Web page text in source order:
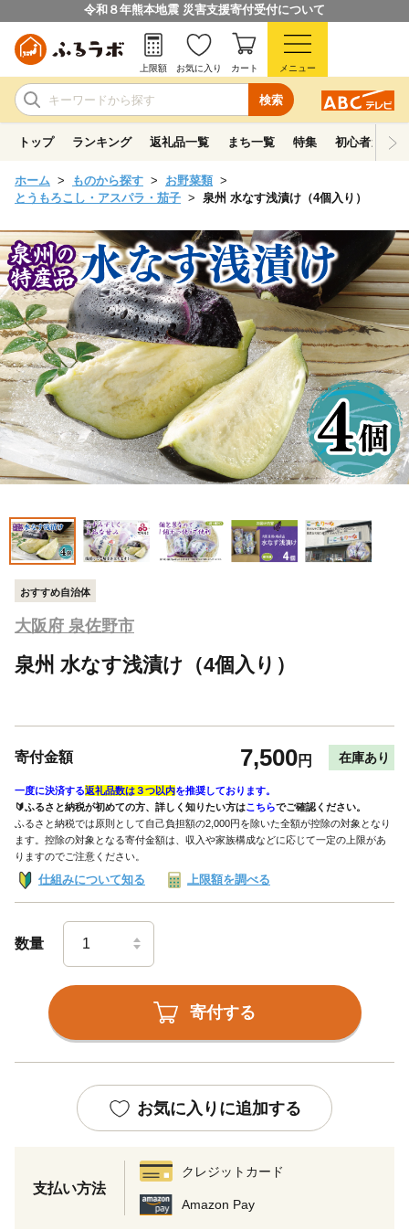
令和８年熊本地震 災害支援寄付受付について
検索
上限額 お気に入り カート メニュー
トップ ランキング 返礼品一覧 まち一覧 特集 初心者ガイド
ホーム ものから探す
お野菜類
とうもろこし・アスパラ・茄子
泉州 水なす浅漬け（4個入り）
おすすめ自治体
大阪府 泉佐野市
泉州 水なす浅漬け（4個入り）
寄付金額 7,500円 在庫あり
一度に決済する返礼品数は３つ以内を推奨しております。
🔰ふるさと納税が初めての方、詳しく知りたい方はこちらでご確認ください。
ふるさと納税では原則として自己負担額の2,000円を除いた全額が控除の対象となり
ます。控除の対象となる寄付金額は、収入や家族構成などに応じて一定の上限があ
りますのでご注意ください。
仕組みについて知る 上限額を調べる
数量
寄付する
お気に入りに追加する
支払い方法
クレジットカード
Amazon Pay